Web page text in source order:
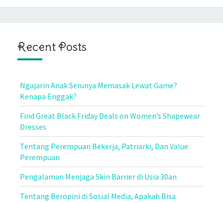
Recent Posts
Ngajarin Anak Serunya Memasak Lewat Game?
Kenapa Enggak?
Find Great Black Friday Deals on Women’s Shapewear
Dresses
Tentang Perempuan Bekerja, Patriarki, Dan Value
Perempuan
Pengalaman Menjaga Skin Barrier di Usia 30an
Tentang Beropini di Sosial Media, Apakah Bisa